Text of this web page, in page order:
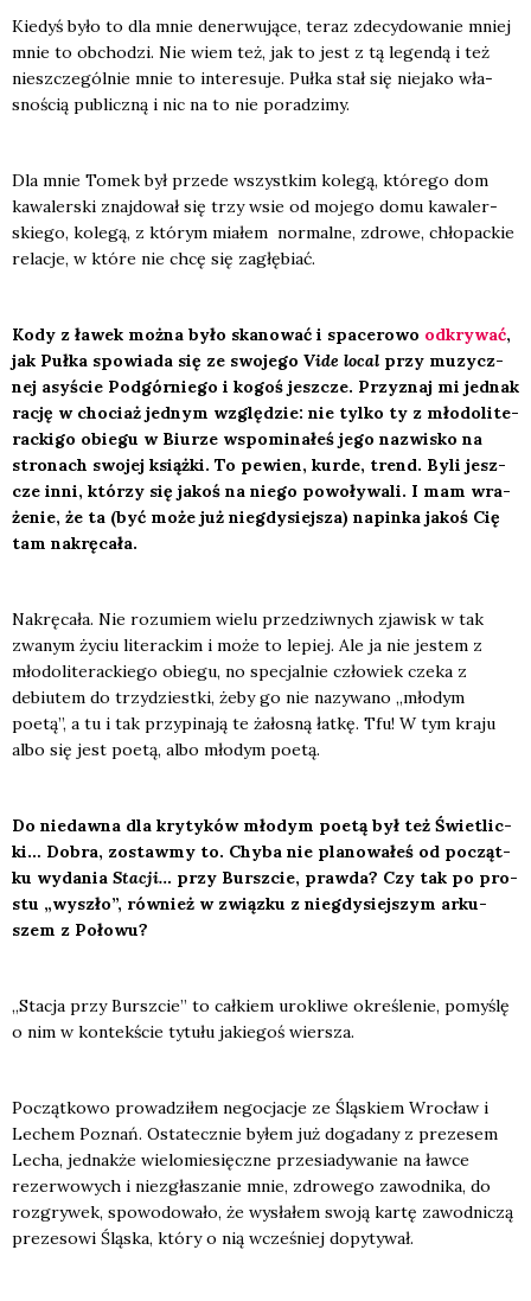
Kie­dyś było to dla mnie dener­wu­ją­ce, teraz zde­cy­do­wa­nie mniej
mnie to obcho­dzi. Nie wiem też, jak to jest z tą legen­dą i też
nie­szcze­gól­nie mnie to inte­re­su­je. Puł­ka stał się nie­ja­ko wła­
sno­ścią publicz­ną i nic na to nie pora­dzi­my.
Dla mnie Tomek był przede wszyst­kim kole­gą, któ­re­go dom
kawa­ler­ski znaj­do­wał się trzy wsie od moje­go domu kawa­ler­
skie­go, kole­gą, z któ­rym mia­łem nor­mal­ne, zdro­we, chło­pac­kie
rela­cje, w któ­re nie chcę się zagłę­biać.
Kody z ławek moż­na było ska­no­wać i spa­ce­ro­wo odkry­wać,
jak Puł­ka spo­wia­da się ze swo­je­go Vide local przy muzycz­
nej asy­ście Pod­gór­nie­go i kogoś jesz­cze. Przy­znaj mi jed­nak
rację w cho­ciaż jed­nym wzglę­dzie: nie tyl­ko ty z mło­do­li­te­
rac­ki­go obie­gu w Biu­rze wspo­mi­na­łeś jego nazwi­sko na
stro­nach swo­jej książ­ki. To pewien, kur­de, trend. Byli jesz­
cze inni, któ­rzy się jakoś na nie­go powo­ły­wa­li. I mam wra­
że­nie, że ta (być może już nie­gdy­siej­sza) napin­ka jakoś Cię
tam nakrę­ca­ła.
Nakrę­ca­ła. Nie rozu­miem wie­lu prze­dziw­nych zja­wisk w tak
zwa­nym życiu lite­rac­kim i może to lepiej. Ale ja nie jestem z
mło­do­li­te­rac­kie­go obie­gu, no spe­cjal­nie czło­wiek cze­ka z
debiu­tem do trzy­dziest­ki, żeby go nie nazy­wa­no „mło­dym
poetą”, a tu i tak przy­pi­na­ją te żało­sną łat­kę. Tfu! W tym kra­ju
albo się jest poetą, albo mło­dym poetą.
Do nie­daw­na dla kry­ty­ków mło­dym poetą był też Świe­tlic­
ki… Dobra, zostaw­my to. Chy­ba nie pla­no­wa­łeś od począt­
ku wyda­nia Sta­cji… przy Bursz­cie, praw­da? Czy tak po pro­
stu „wyszło”, rów­nież w związ­ku z nie­gdy­siej­szym arku­
szem z Poło­wu?
„Sta­cja przy Bursz­cie” to cał­kiem uro­kli­we okre­śle­nie, pomy­ślę
o nim w kon­tek­ście tytu­łu jakie­goś wier­sza.
Począt­ko­wo pro­wa­dzi­łem nego­cja­cje ze Ślą­skiem Wro­cław i
Lechem Poznań. Osta­tecz­nie byłem już doga­da­ny z pre­ze­sem
Lecha, jed­nak­że wie­lo­mie­sięcz­ne prze­sia­dy­wa­nie na ław­ce
rezer­wo­wych i nie­zgła­sza­nie mnie, zdro­we­go zawod­ni­ka, do
roz­gry­wek, spo­wo­do­wa­ło, że wysła­łem swo­ją kar­tę zawod­ni­czą
pre­ze­so­wi Ślą­ska, któ­ry o nią wcze­śniej dopy­ty­wał.